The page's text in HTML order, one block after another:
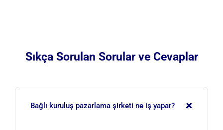
Sıkça Sorulan Sorular ve Cevaplar
Bağlı kuruluş pazarlama şirketi ne iş yapar? +